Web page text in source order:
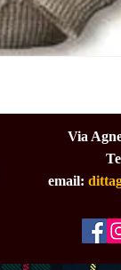
Via
email: